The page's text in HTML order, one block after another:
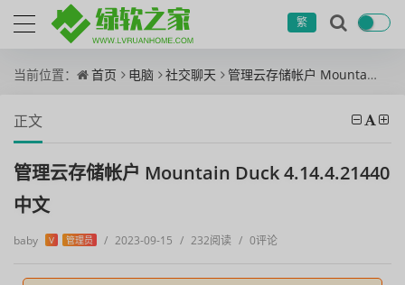
繁
当前位置： 首页 电脑 社交聊天 管理云存储帐户 Mountain Duck 4.14.4.21440 中文
正文
管理云存储帐户 Mountain Duck 4.14.4.21440
中文
baby V 管理员 / 2023-09-15 / 232阅读 / 0评论